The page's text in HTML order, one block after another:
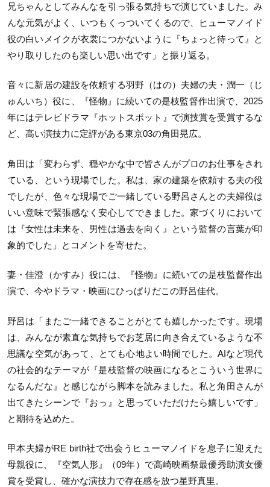
兄ちゃんとしてみんなを引っ張る気持ちで演じていました。み
んな元気がよく、いつもくっついてくるので、ヒューマノイド
役の白いメイクが衣裳につかないように『ちょっと待って』と
やり取りしたのも楽しい思い出です」と振り返る。
音々に新居の建設を依頼する羽野（はの）夫婦の夫・潤一（じ
ゅんいち）役に、『怪物』に続いての是枝監督作出演で、2025
年にはテレビドラマ『ホットスポット』で演技賞を受賞するな
ど、高い演技力に定評がある東京03の角田晃広。
角田は「変わらず、穏やかな中で皆さんがプロのお仕事をされ
ている、という現場でした。私は、家の建築を依頼する夫の役
でしたが、色々な現場でご一緒している野呂さんとの夫婦役は
いい意味で緊張感なく安心してできました。家づくりにおいて
は『女性は未来を、男性は過去を向く』という監督の言葉が印
象的でした」とコメントを寄せた。
妻・佳澄（かすみ）役には、『怪物』に続いての是枝監督作出
演で、今やドラマ・映画にひっぱりだこの野呂佳代。
野呂は「またご一緒できることがとても嬉しかったです。現場
は、みんなが素直な気持ちでお芝居に向き合えているような不
思議な空気があって、とても心地よい時間でした。AIなど現代
の社会的なテーマが『是枝監督の映画になるとこういう世界に
なるんだな』と感じながら脚本を読みました。私と角田さんが
出てきたシーンで『おっ』と思っていただけたら嬉しいです」
と期待を込めた。
甲本夫婦がRE birth社で出会うヒューマノイドを息子に迎えた
母親役に、『空気人形』（09年）で高崎映画祭最優秀助演女優
賞を受賞し、確かな演技力で存在感を放つ星野真里。